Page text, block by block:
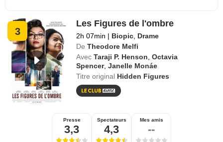
3
Les Figures de l'ombre
2h 07min | Biopic Drame
De Theodore Melfi
Avec Taraji P. Henson ,Octavia
Spencer,Janelle Monáe
Titre original Hidden Figures
Presse
3,3
Spectateurs
4,3
Mes amis
--